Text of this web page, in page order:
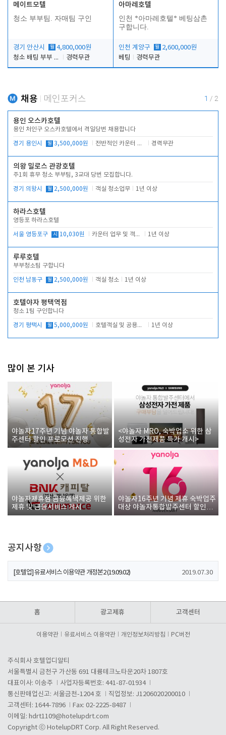
메이트모텔
청소 부부팀. 자매팀 구인
경기 안산시 월 4,800,000원
청소 배팅 부부 구합니다
경력무관
아마레호텔
인천 *아마레호텔* 베팅삼촌
구합니다.
인천 계양구 월 2,600,000원
베팅
경력무관
채용 메인포커스 1 / 2
용인 오스카호텔
용인 처인구 오스카호텔에서 격일당번 채용합니다
경기 용인시 월 3,500,000원 전반적인 카운터 업무 경력무관
의왕 밀로스 관광호텔
주1회 휴무 청소 부부팀, 3교대 당번 모집합니다.
경기 의왕시 월 2,500,000원 객실 청소업무 1년 이상
하라스호텔
영등포 하라스호텔
서울 영등포구 시 10,030원 카운터 업무 및 객실관리(청소상태 확인, 객실판매) 1년 이상
루루호텔
부부청소팀 구합니다
인천 남동구 월 2,500,000원 객실 청소 1년 이상
호텔야자 평택역점
청소 1팀 구인합니다
경기 평택시 월 5,000,000원 호텔객실 및 공용시설 청소 관리 1년 이상
많이 본 기사
야놀자17주년 기념 야놀자 통합발
주센터 할인 프로모션 진행
<야놀자 MRO, 숙박업소 위한 삼
성전자 가전제품 특가 개시>
야놀자제휴점 금융혜택제공 위한
제휴 및 금융서비스 게시
야놀자16주년 기념 제휴 숙박업주
대상 야놀자통합발주센터 할인쿠
폰 증정
공지사항
[호텔업] 개인정보 처리방침 개정본1 (19.09.02)
[호텔업] 유료서비스 이용약관 개정본2 (19.09.02) 2019.07.30
홈 광고제휴 고객센터
이용약관 유료서비스 이용약관 개인정보처리방침 PC버전
주식회사 호텔업디알티
서울특별시 금천구 가산동 691 대륭테크노타운20차 1807호
대표이사: 이송주
사업자등록번호: 441-87-01934
통신판매업신고: 서울금천-1204 호
직업정보: J1206020200010
고객센터: 1644-7896
Fax: 02-2225-8487
이메일: hdrt1109@hotelupdrt.com
Copyright ⓒ HotelupDRT Corp. All Right Reserved.